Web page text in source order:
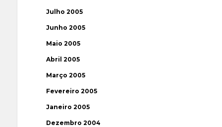
Julho 2005
Junho 2005
Maio 2005
Abril 2005
Março 2005
Fevereiro 2005
Janeiro 2005
Dezembro 2004